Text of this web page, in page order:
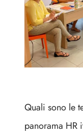
Quali sono le
panorama HR